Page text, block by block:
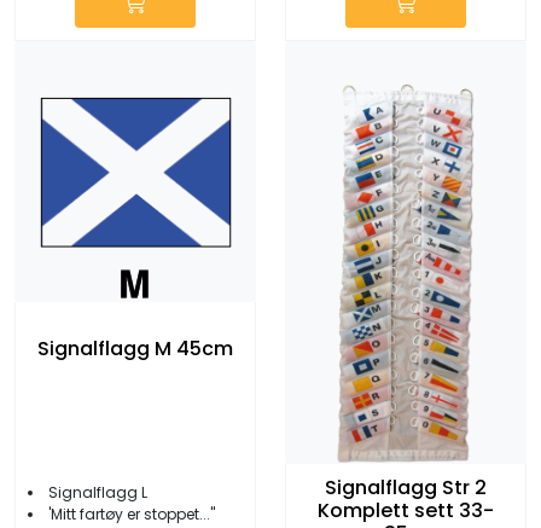
Signalflagg M 45cm
Signalflagg L
'Mitt fartøy er stoppet...''
Signalflagg Str 2
Komplett sett 33-